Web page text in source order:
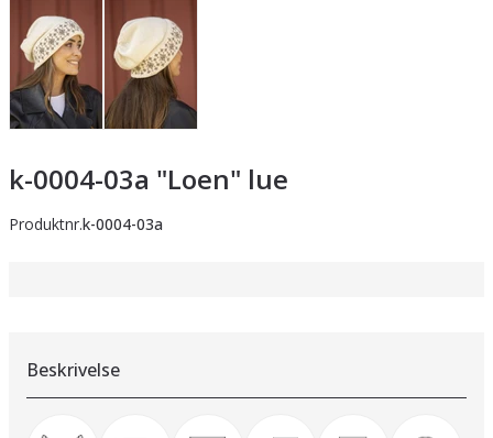
k-0004-03a "Loen" lue
Produktnr.k-0004-03a
Beskrivelse